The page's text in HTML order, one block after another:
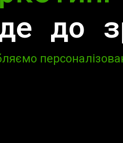
SEO та
до